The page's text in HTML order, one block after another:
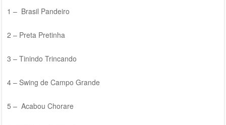
1 – Brasil Pandeiro
2 – Preta Pretinha
3 – Tinindo Trincando
4 – Swing de Campo Grande
5 – Acabou Chorare